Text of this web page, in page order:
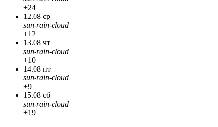
+24
12.08 ср
sun-rain-cloud
+12
13.08 чт
sun-rain-cloud
+10
14.08 пт
sun-rain-cloud
+9
15.08 сб
sun-rain-cloud
+19